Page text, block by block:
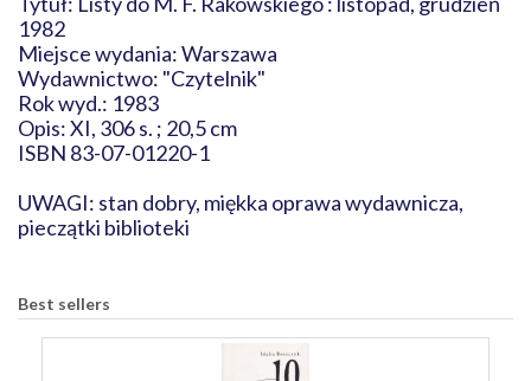
1982
Miejsce wydania: Warszawa
Wydawnictwo: "Czytelnik"
Rok wyd.: 1983
Opis: XI, 306 s. ; 20,5 cm
ISBN 83-07-01220-1
UWAGI: stan dobry, miękka oprawa wydawnicza,
pieczątki biblioteki
Best sellers